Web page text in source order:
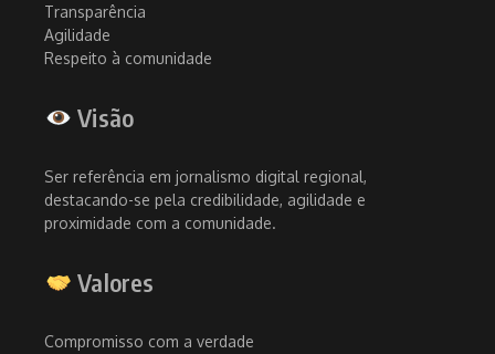
Transparência
Agilidade
Respeito à comunidade
Visão
Ser referência em jornalismo digital regional,
destacando-se pela credibilidade, agilidade e
proximidade com a comunidade.
Valores
Compromisso com a verdade